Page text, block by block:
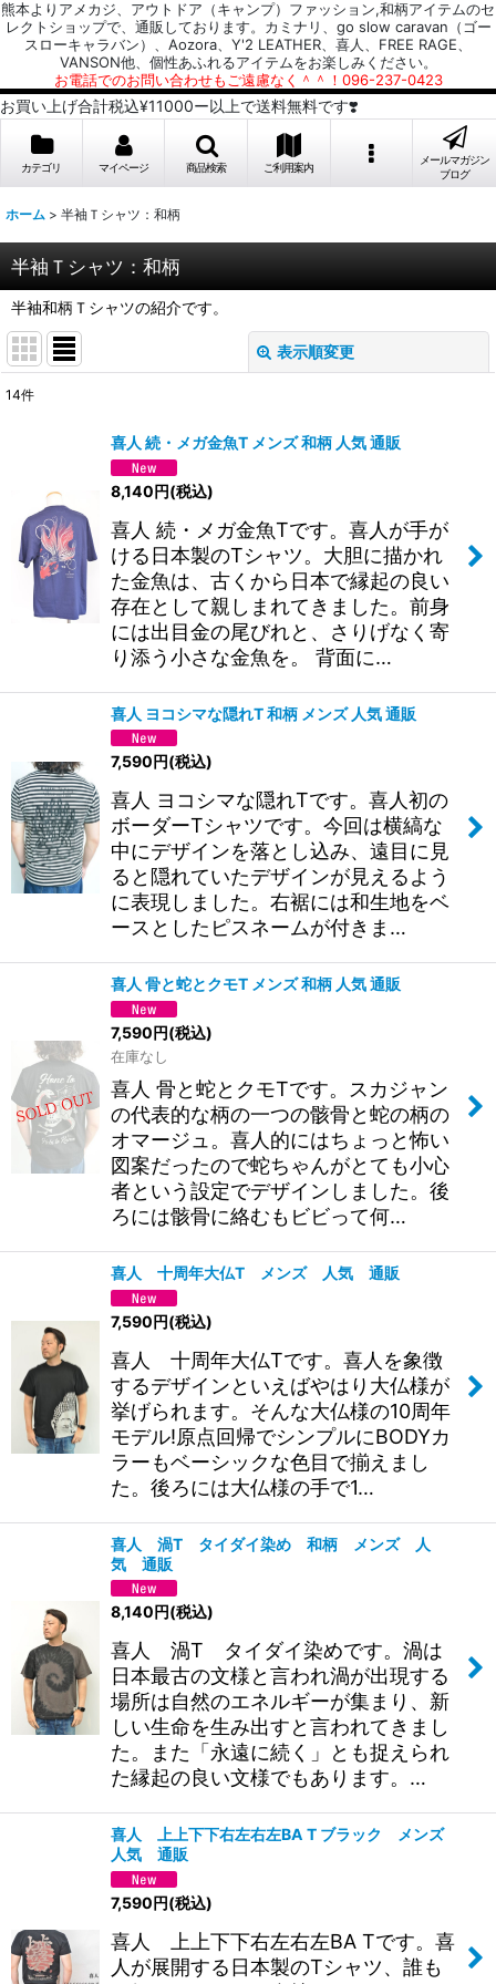
熊本よりアメカジ、アウトドア（キャンプ）ファッション,和柄アイテムのセ
レクトショップで、通販しております。カミナリ、go slow caravan（ゴー
スローキャラバン）、Aozora、Y'2 LEATHER、喜人、FREE RAGE、
VANSON他、個性あふれるアイテムをお楽しみください。
お電話でのお問い合わせもご遠慮なく＾＾！096-237-0423
お買い上げ合計税込¥11000ー以上で送料無料です❣️
カテゴリ マイページ 商品検索 ご利用案内
メールマガジン
ブログ
ホーム > 半袖Ｔシャツ：和柄
半袖Ｔシャツ：和柄
半袖和柄Ｔシャツの紹介です。
表示順変更
絞り込む
14件
喜人 続・メガ金魚T メンズ 和柄 人気 通販
8,140円(税込)
喜人 続・メガ金魚Tです。喜人が手が
ける日本製のTシャツ。大胆に描かれ
た金魚は、古くから日本で縁起の良い
存在として親しまれてきました。前身
には出目金の尾びれと、さりげなく寄
り添う小さな金魚を。 背面に…
喜人 ヨコシマな隠れT 和柄 メンズ 人気 通販
7,590円(税込)
喜人 ヨコシマな隠れTです。喜人初の
ボーダーTシャツです。今回は横縞な
中にデザインを落とし込み、遠目に見
ると隠れていたデザインが見えるよう
に表現しました。右裾には和生地をベ
ースとしたピスネームが付きま…
喜人 骨と蛇とクモT メンズ 和柄 人気 通販
7,590円(税込)
在庫なし
喜人 骨と蛇とクモTです。スカジャン
の代表的な柄の一つの骸骨と蛇の柄の
オマージュ。喜人的にはちょっと怖い
図案だったので蛇ちゃんがとても小心
者という設定でデザインしました。後
ろには骸骨に絡むもビビって何…
喜人 十周年大仏T メンズ 人気 通販
7,590円(税込)
喜人 十周年大仏Tです。喜人を象徴
するデザインといえばやはり大仏様が
挙げられます。そんな大仏様の10周年
モデル!原点回帰でシンプルにBODYカ
ラーもベーシックな色目で揃えまし
た。後ろには大仏様の手で1…
喜人 渦T タイダイ染め 和柄 メンズ 人
気 通販
8,140円(税込)
喜人 渦T タイダイ染めです。渦は
日本最古の文様と言われ渦が出現する
場所は自然のエネルギーが集まり、新
しい生命を生み出すと言われてきまし
た。また「永遠に続く」とも捉えられ
た縁起の良い文様でもあります。…
喜人 上上下下右左右左BA T ブラック メンズ
人気 通販
7,590円(税込)
喜人 上上下下右左右左BA Tです。喜
人が展開する日本製のTシャツ、誰も